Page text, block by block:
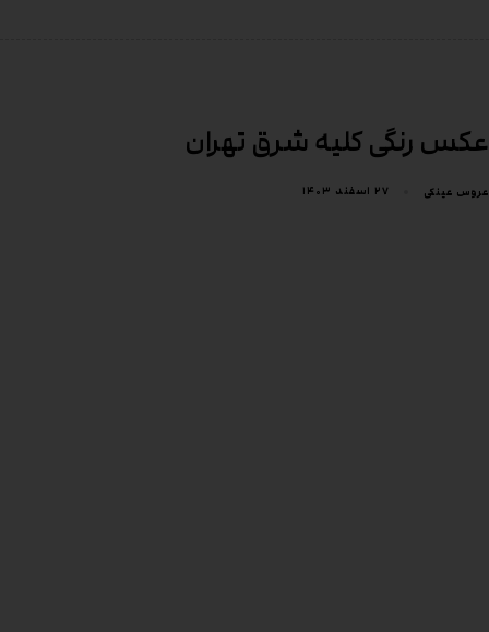
عکس رنگی کلیه شرق تهران
عروس عینکی ۲۷ اسفند ۱۴۰۳